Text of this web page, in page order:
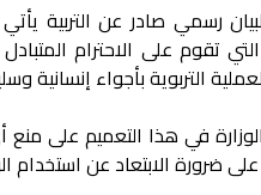
رسمي صادر عن التربية
التي تقوم على الاحترام
التربوية بأجواء إنسانية
في هذا التعميم على
ضرورة الابتعاد عن استخدام